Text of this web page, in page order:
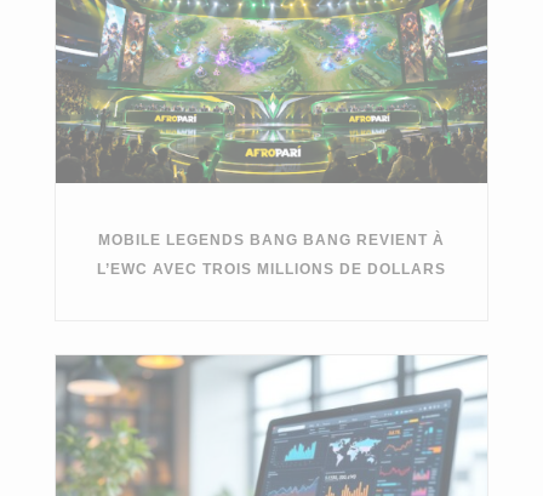
MOBILE LEGENDS BANG BANG REVIENT À
L’EWC AVEC TROIS MILLIONS DE DOLLARS